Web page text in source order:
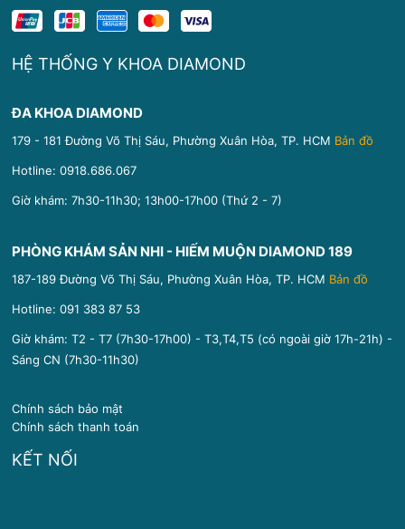
HỆ THỐNG Y KHOA DIAMOND
ĐA KHOA DIAMOND
179 - 181 Đường Võ Thị Sáu, Phường Xuân Hòa, TP. HCM Bản đồ
Hotline:0918.686.067
Giờ khám: 7h30-11h30; 13h00-17h00 (Thứ 2 - 7)
PHÒNG KHÁM SẢN NHI - HIẾM MUỘN DIAMOND 189
187-189 Đường Võ Thị Sáu, Phường Xuân Hòa, TP. HCM Bản đồ
Hotline:091 383 87 53
Giờ khám: T2 - T7 (7h30-17h00) - T3,T4,T5 (có ngoài giờ 17h-21h) -
Sáng CN (7h30-11h30)
Chính sách bảo mật
Chính sách thanh toán
KẾT NỐI